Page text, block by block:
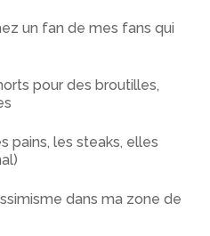
un fan de mes fans qui
pour des broutilles,
pains, les steaks, elles
dans ma zone de